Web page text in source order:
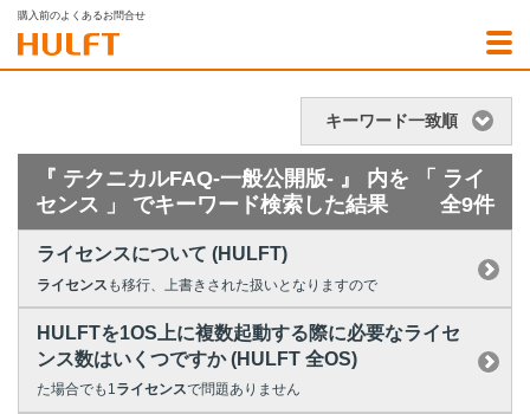
購入前のよくあるお問合せ
キーワード一致順
『 テクニカルFAQ-一般公開版- 』 内を 「 ライ
センス 」 でキーワード検索した結果
全9件
ライセンスについて (HULFT)
ライセンス も移行、上書きされた扱いとなりますので
HULFTを1OS上に複数起動する際に必要なライセ
ンス数はいくつですか (HULFT 全OS)
た場合でも1ライセンスで問題ありません